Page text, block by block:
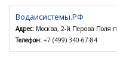
Водаисистемы.РФ
Адрес: Москва, 2-й Перова Поля
Телефон: +7 (499) 340-67-84